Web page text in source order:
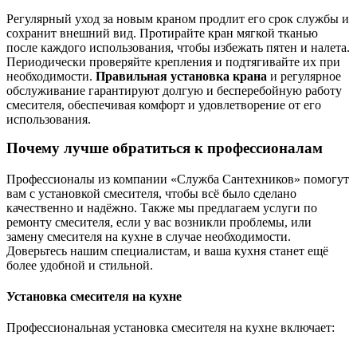
Регулярный уход за новым краном продлит его срок службы и
сохранит внешний вид. Протирайте кран мягкой тканью
после каждого использования, чтобы избежать пятен и налета.
Периодически проверяйте крепления и подтягивайте их при
необходимости. Правильная установка крана и регулярное
обслуживание гарантируют долгую и бесперебойную работу
смесителя, обеспечивая комфорт и удовлетворение от его
использования.
Почему лучше обратиться к профессионалам
Профессионалы из компании «Служба Сантехников» помогут
вам с установкой смесителя, чтобы всё было сделано
качественно и надёжно. Также мы предлагаем услуги по
ремонту смесителя, если у вас возникли проблемы, или
замену смесителя на кухне в случае необходимости.
Доверьтесь нашим специалистам, и ваша кухня станет ещё
более удобной и стильной.
Установка смесителя на кухне
Профессиональная установка смесителя на кухне включает: